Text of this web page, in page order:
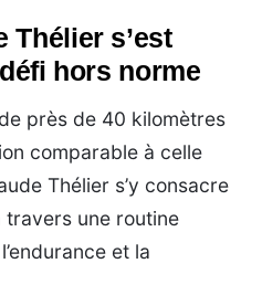
Thélier s’est
hors norme
près de 40 kilomètres
comparable à celle
Thélier s’y consacre
travers une routine
et la